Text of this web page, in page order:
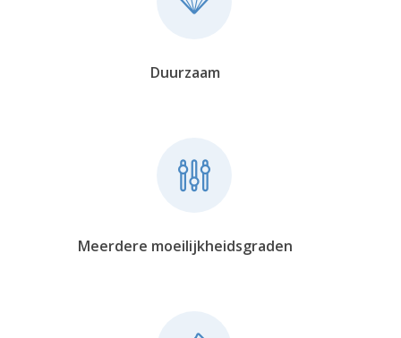
Duurzaam
Meerdere moeilijkheidsgraden